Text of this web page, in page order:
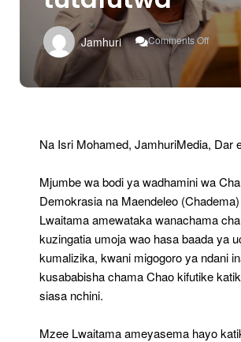
Jamhuri Comments Off
:
Na Isri Mohamed, JamhuriMedia, Dar
Mjumbe wa bodi ya wadhamini wa
Demokrasia na Maendeleo
Lwaitama amewataka wanachama
kuzingatia umoja wao hasa baada ya
kumalizika, kwani migogoro ya ndani
kusababisha chama Chao kifutike
siasa nchini.
Mzee Lwaitama ameyasema hayo